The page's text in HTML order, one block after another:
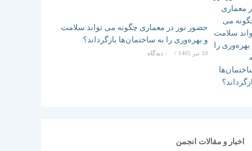
حضور نور در معماری چگونه می تواند سلامت
و بهره‌وری را به ساختمان‌ها بازگرداند؟
10 تیر 1405 / ۰ دیدگاه
اخبار و مقالات انجمن